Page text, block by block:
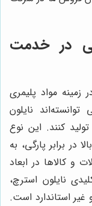
در خدمت
زمینه مواد پلیمری
نایلون
کنند. این نوع
در برابر پارگی، به
و کالاها در ابعاد
نایلون استرچ،
غیر استاندارد است.